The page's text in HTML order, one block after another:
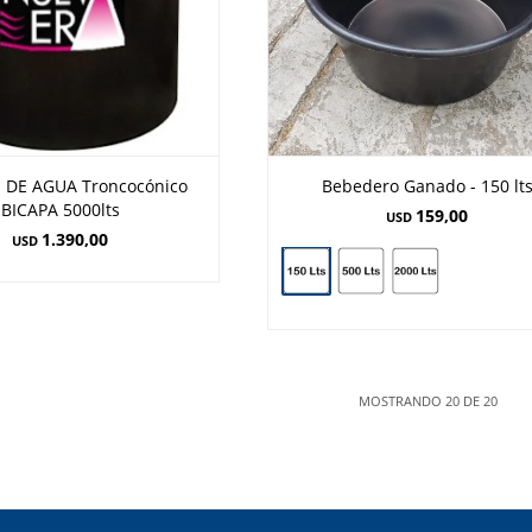
DE AGUA Troncocónico
BICAPA 5000lts
USD 1.390,00
Bebedero Ganado - 150 lts
USD 159,00
MOSTRANDO 20DE 20